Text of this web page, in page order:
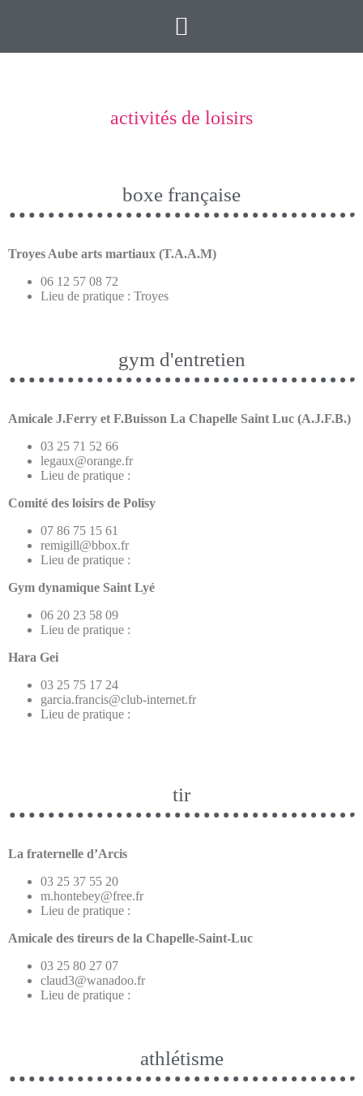
activités de loisirs
boxe française
Troyes Aube arts martiaux (T.A.A.M)
06 12 57 08 72
Lieu de pratique : Troyes
gym d'entretien
Amicale J.Ferry et F.Buisson La Chapelle Saint Luc (A.J.F.B.)
03 25 71 52 66
legaux@orange.fr
Lieu de pratique :
Comité des loisirs de Polisy
07 86 75 15 61
remigill@bbox.fr
Lieu de pratique :
Gym dynamique Saint Lyé
06 20 23 58 09
Lieu de pratique :
Hara Gei
03 25 75 17 24
garcia.francis@club-internet.fr
Lieu de pratique :
tir
La fraternelle d’Arcis
03 25 37 55 20
m.hontebey@free.fr
Lieu de pratique :
Amicale des tireurs de la Chapelle-Saint-Luc
03 25 80 27 07
claud3@wanadoo.fr
Lieu de pratique :
athlétisme